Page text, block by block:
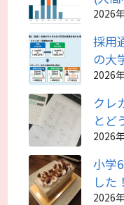
2026
採用
の大
2026
クレ
とど
2026
小学
した
2026